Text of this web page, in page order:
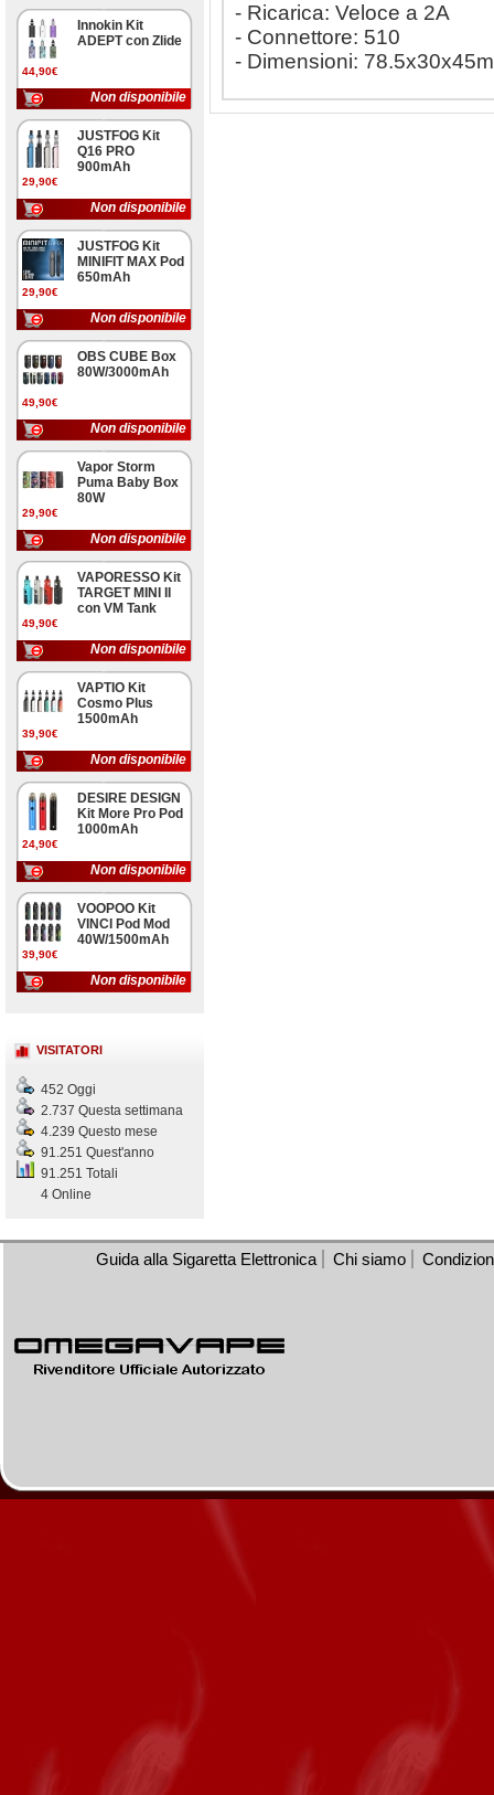
44,90€
Innokin Kit
ADEPT con Zlide
Non disponibile
29,90€
JUSTFOG Kit
Q16 PRO
900mAh
Non disponibile
29,90€
JUSTFOG Kit
MINIFIT MAX Pod
650mAh
Non disponibile
49,90€
OBS CUBE Box
80W/3000mAh
Non disponibile
29,90€
Vapor Storm
Puma Baby Box
80W
Non disponibile
49,90€
VAPORESSO Kit
TARGET MINI II
con VM Tank
Non disponibile
39,90€
VAPTIO Kit
Cosmo Plus
1500mAh
Non disponibile
24,90€
DESIRE DESIGN
Kit More Pro Pod
1000mAh
Non disponibile
39,90€
VOOPOO Kit
VINCI Pod Mod
40W/1500mAh
Non disponibile
VISITATORI
452 Oggi
2.737 Questa settimana
4.239 Questo mese
91.251 Quest'anno
91.251 Totali
4 Online
- Ricarica: Veloce a 2A
- Connettore: 510
- Dimensioni:
Guida alla Sigaretta Elettronica Chi siamo